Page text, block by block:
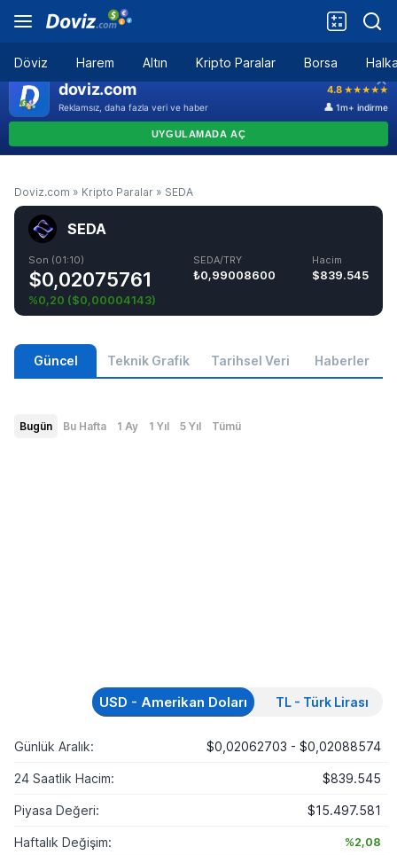
Döviz Harem Altın Kripto Paralar Borsa
Doviz.com » Kripto Paralar » SEDA
SEDA
Son (01:10)
$0,02075761
%0,20 ($0,00004143)
SEDA/TRY
₺0,99008600
Hacim
$839.545
Güncel Teknik Grafik Tarihsel Veri Haberler
Bugün Bu Hafta 1 Ay 1 Yıl 5 Yıl Tümü
USD - Amerikan Doları TL - Türk Lirası
Günlük Aralık: $0,02062703 - $0,02088574
24 Saatlik Hacim: $839.545
Piyasa Değeri: $15.497.581
Haftalık Değişim: %2,08